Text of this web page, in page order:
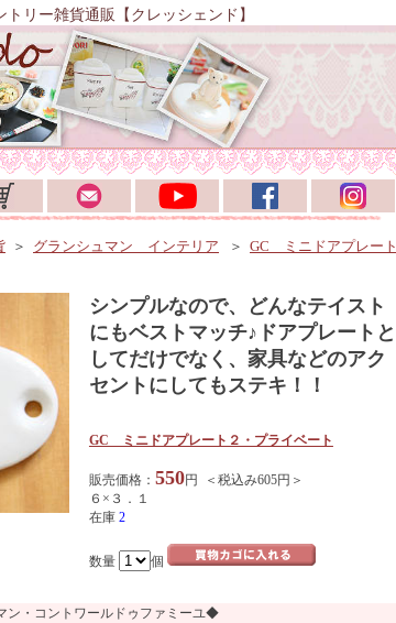
リー雑貨通販【クレッシェンド】
＞ グランシュマン インテリア ＞ GC ミニドアプレート
シンプルなので、どんなテイスト
にもベストマッチ♪ドアプレートと
してだけでなく、家具などのアク
セントにしてもステキ！！
GC ミニドアプレート２・プライベート
販売価格： 550円 ＜税込み605円＞
６×３．１
在庫 2
数量 個
ン・コントワールドゥファミーユ◆